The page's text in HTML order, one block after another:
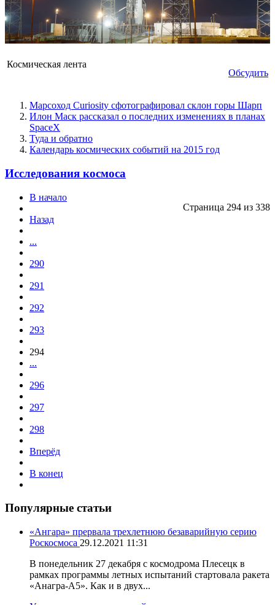
Космическая лента
Обсудить
Марсоход Curiosity сфотографировал склон горы Шарп
Илон Маск рассказал о последних изменениях в планах
SpaceX
Туда и обратно
Календарь космических событий на 2015 год
Исследования космоса
Страница 294 из 338
В начало
Назад
...
290
291
292
293
294
...
296
297
298
Вперёд
В конец
Популярные статьи
«Ангара» прервала трехлетнюю безаварийную серию
Роскосмоса 29.12.2021 11:31
В понедельник 27 декабря с космодрома Плесецк в
рамках программы летных испытаний стартовала ракета
«Анагра-А5». Как и в двух...